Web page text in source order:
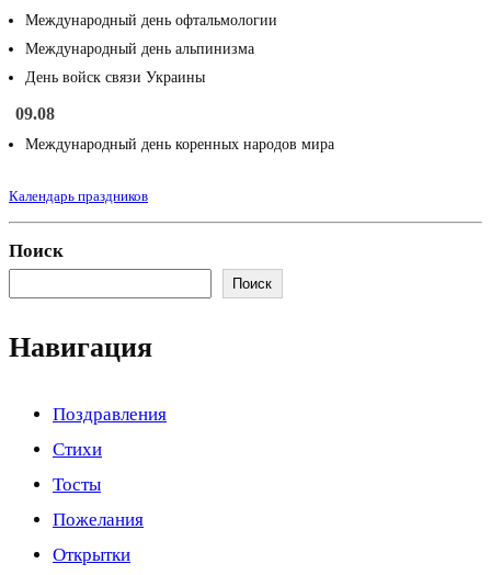
Международный день офтальмологии
Международный день альпинизма
День войск связи Украины
09.08
Международный день коренных народов мира
Календарь праздников
Поиск
Поиск
Навигация
Поздравления
Стихи
Тосты
Пожелания
Открытки